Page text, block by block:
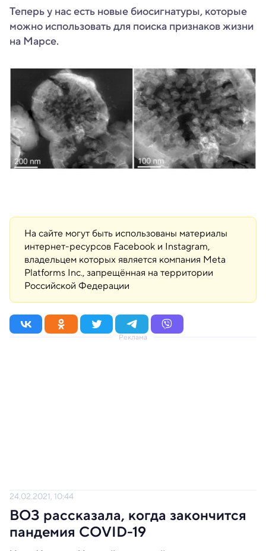
Теперь у нас есть новые биосигнатуры, которые
можно использовать для поиска признаков жизни
на Марсе.
На сайте могут быть использованы материалы
интернет-ресурсов Facebook и Instagram,
владельцем которых является компания Meta
Platforms Inc., запрещённая на территории
Российской Федерации
Реклама
24.02.2021, 10:44
ВОЗ рассказала, когда закончится
пандемия COVID-19